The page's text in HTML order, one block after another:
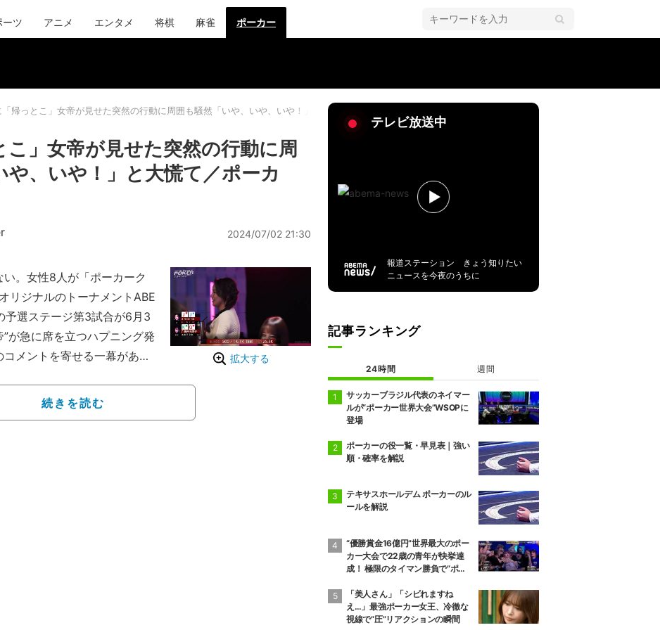
ーツ アニメ エンタメ 将棋 麻雀 ポーカー
帰っとこ」女帝が見せた突然の行動に周囲も騒然「いや、いや、いや！」と大慌て／ポーカー・AQOP
」女帝が見せた突然の行動に周
や、いや！」と大慌て／ポーカ
2024/07/02 21:30
拡大する
。女性8人が「ポーカーク
リジナルのトーナメントABE
選ステージ第3試合が6月3
が急に席を立つハプニング発
メントを寄せる一幕があっ
るSashimi（20分17秒ごろ
続きを読む
テレビ放送中
報道ステーション きょう知りたい
ニュースを今夜のうちに
記事ランキング
24時間 週間
サッカーブラジル代表のネイマー
ルが“ポーカー世界大会”WSOPに
登場
ポーカーの役一覧・早見表｜強い
順・確率を解説
テキサスホールデム ポーカーのル
ールを解説
“優勝賞金16億円”世界最大のポー
カー大会で22歳の青年が快挙達
成！ 極限のタイマン勝負で“ポー
「美人さん」「シビれますね
え…」最強ポーカー女王、冷徹な
視線で“圧”リアクションの瞬間